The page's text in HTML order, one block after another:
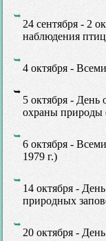
24 сентября - 2
наблюдения
4 октября -
5 октября - День
охраны природы
6 октября -
1979 г.)
14 октября -
природных
20 октября -